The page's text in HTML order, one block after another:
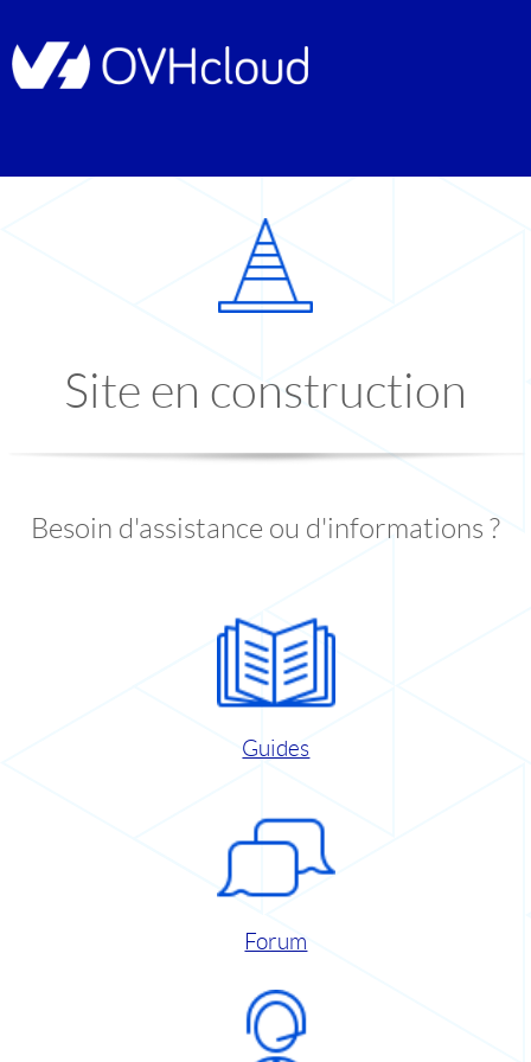
Site en construction
Besoin d'assistance ou d'informations ?
Guides
Forum